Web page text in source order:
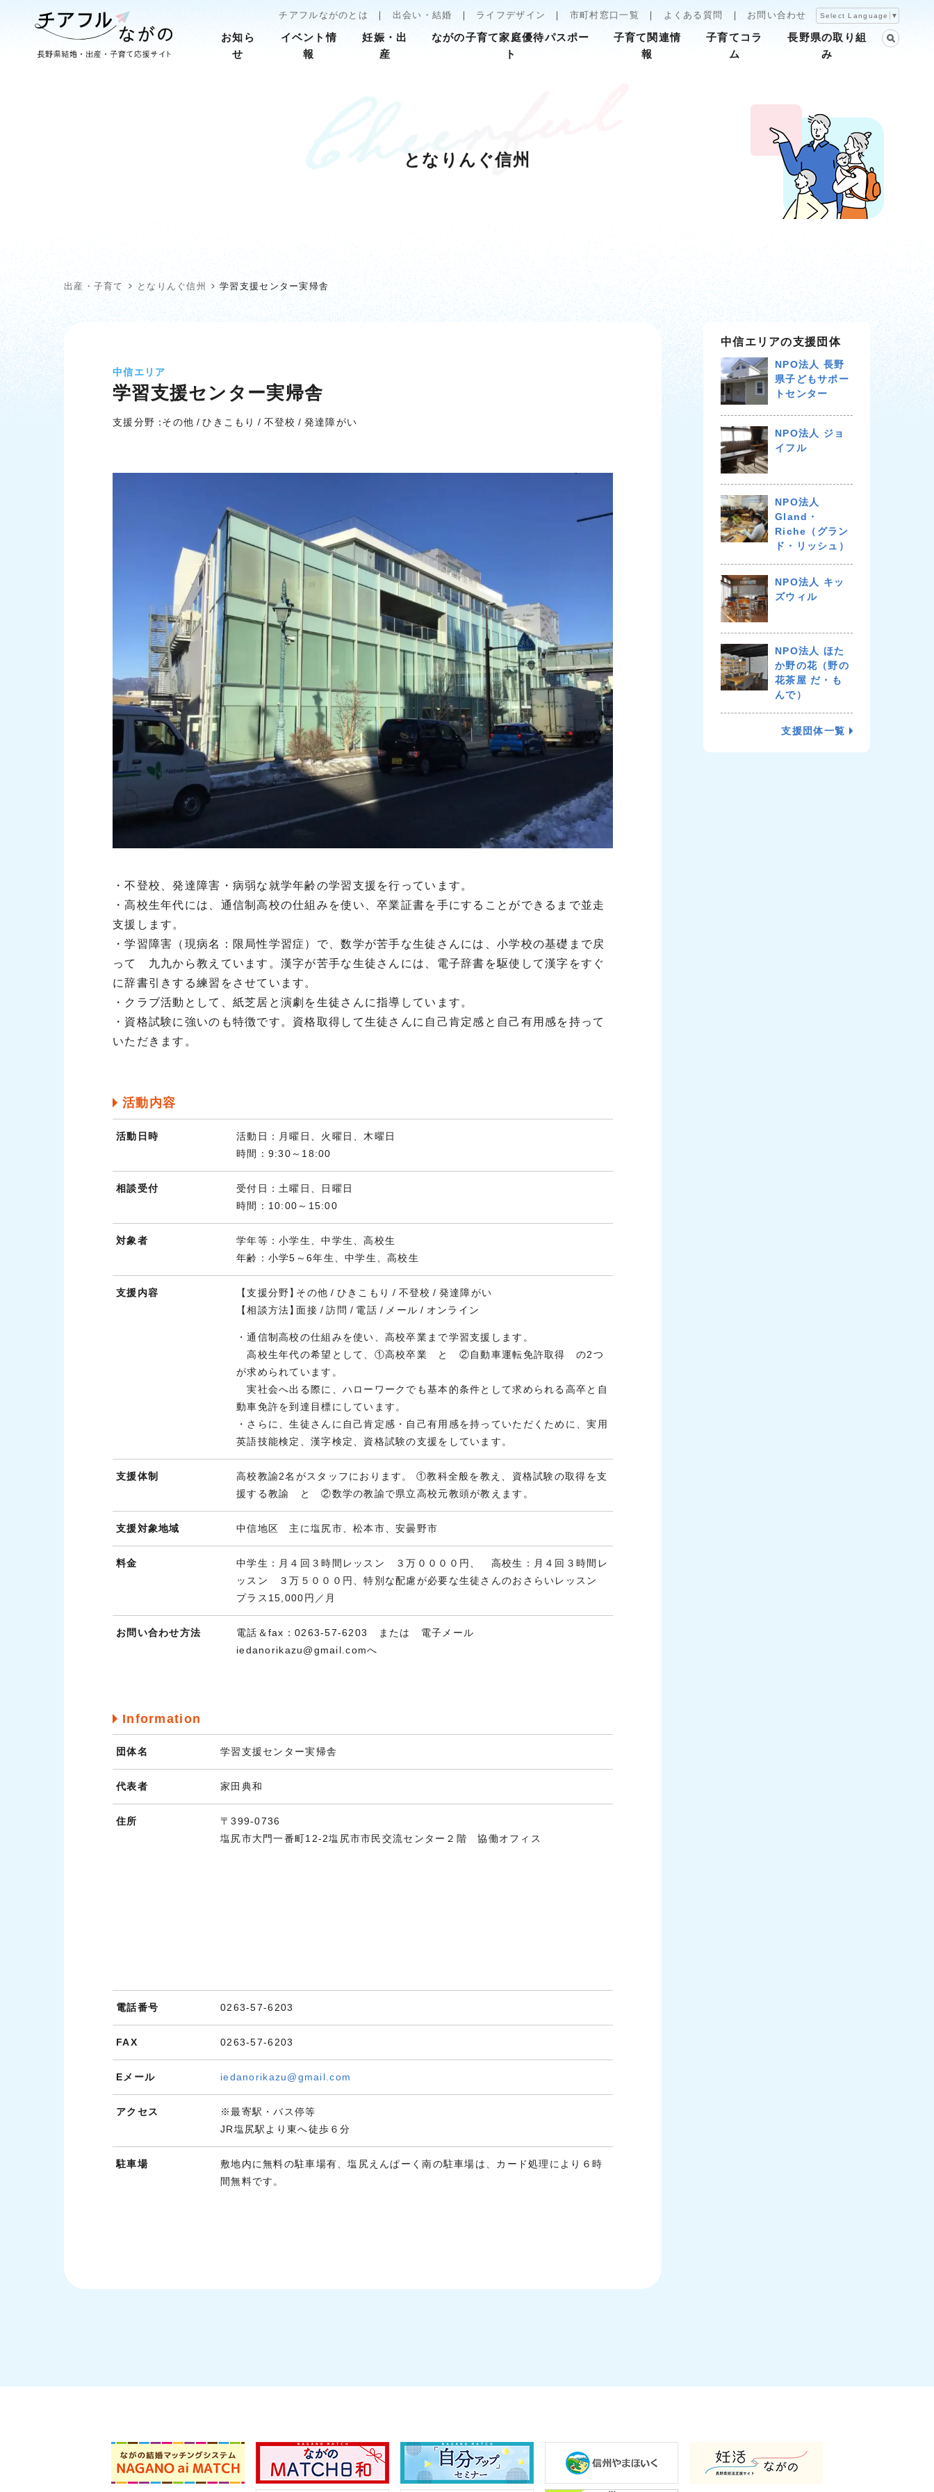
チアフルながのとは 出会い・結婚 ライフデザイン 市町村窓口一覧 よくある質問 お問い合わせ Select Language ▼
お知ら
せ
イベント情
報
妊娠・出
産
ながの子育て家庭優待パスポー
ト
子育て関連情
報
子育てコラ
ム
長野県の取り組
み
となりんぐ信州
出産・子育て となりんぐ信州 学習支援センター実帰舎
中信エリア
学習支援センター実帰舎
支援分野：その他 ひきこもり 不登校 発達障がい
・不登校、発達障害・病弱な就学年齢の学習支援を行っています。
・高校生年代には、通信制高校の仕組みを使い、卒業証書を手にすることができるまで並走
支援します。
・学習障害（現病名：限局性学習症）で、数学が苦手な生徒さんには、小学校の基礎まで戻
って 九九から教えています。漢字が苦手な生徒さんには、電子辞書を駆使して漢字をすぐ
に辞書引きする練習をさせています。
・クラブ活動として、紙芝居と演劇を生徒さんに指導しています。
・資格試験に強いのも特徴です。資格取得して生徒さんに自己肯定感と自己有用感を持って
いただきます。
活動内容
活動日時
活動日：月曜日、火曜日、木曜日
時間：9:30～18:00
相談受付
受付日：土曜日、日曜日
時間：10:00～15:00
対象者
学年等：小学生、中学生、高校生
年齢：小学5～6年生、中学生、高校生
支援内容 【支援分野】その他 ひきこもり 不登校
発達障がい
【相談方法】面接 訪問 電話 メール オンライン
・通信制高校の仕組みを使い、高校卒業まで学習支援します。
高校生年代の希望として、①高校卒業 と ②自動車運転免許取得 の2つ
が求められています。
実社会へ出る際に、ハローワークでも基本的条件として求められる高卒と自
動車免許を到達目標にしています。
・さらに、生徒さんに自己肯定感・自己有用感を持っていただくために、実用
英語技能検定、漢字検定、資格試験の支援をしています。
支援体制
高校教諭2名がスタッフにおります。 ①教科全般を教え、資格試験の取得を支
援する教諭 と ②数学の教諭で県立高校元教頭が教えます。
支援対象地域 中信地区 主に塩尻市、松本市、安曇野市
料金
中学生：月４回３時間レッスン ３万００００円、 高校生：月４回３時間レ
ッスン ３万５０００円、特別な配慮が必要な生徒さんのおさらいレッスン
プラス15,000円／月
お問い合わせ方法
電話＆fax：0263-57-6203 または 電子メール
iedanorikazu@gmail.comへ
Information
団体名 学習支援センター実帰舎
代表者 家田典和
住所
〒399-0736
塩尻市大門一番町12-2塩尻市市民交流センター２階 協働オフィス
電話番号 0263-57-6203
FAX 0263-57-6203
Eメール iedanorikazu@gmail.com
アクセス
※最寄駅・バス停等
JR塩尻駅より東へ徒歩６分
駐車場
敷地内に無料の駐車場有、塩尻えんぱーく南の駐車場は、カード処理により６時
間無料です。
中信エリアの支援団体
NPO法人 長野
県子どもサポー
トセンター
NPO法人 ジョ
イフル
NPO法人
Gland・
Riche（グラン
ド・リッシュ）
NPO法人 キッ
ズウィル
NPO法人 ほた
か野の花（野の
花茶屋 だ・も
んで）
支援団体一覧